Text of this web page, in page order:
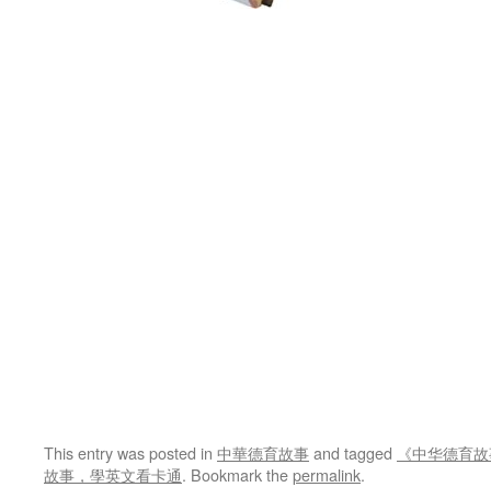
This entry was posted in 中華德育故事and tagged
《中华德育
故事，學英文看卡通. Bookmark thepermalink.